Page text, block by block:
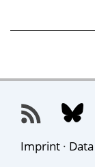
Imprint ·